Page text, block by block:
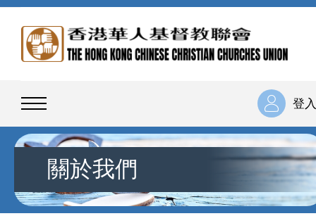
登入
關於我們